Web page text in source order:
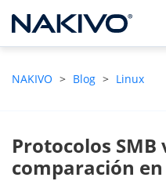
NAKIVO > Blog > Linux
Protocolos SMB
comparación